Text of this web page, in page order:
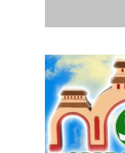
Chịu trách nhiệm nội dung :
Mọi liên lạc, góp ý xin liên hệ
Copyright © 2014